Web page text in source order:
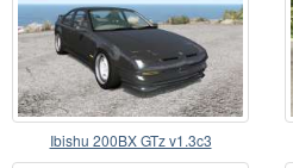
Ibishu 200BX GTz v1.3c3